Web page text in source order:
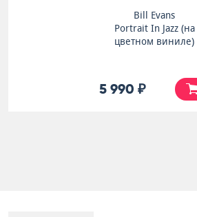
Bill Evans
Portrait In Jazz (на
цветном виниле)
5 990 ₽